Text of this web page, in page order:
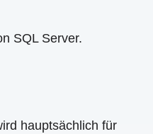
SQL Server.
hauptsächlich für